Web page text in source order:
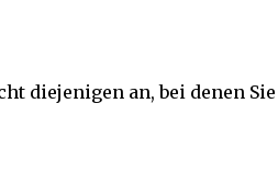
diejenigen an, bei denen Sie